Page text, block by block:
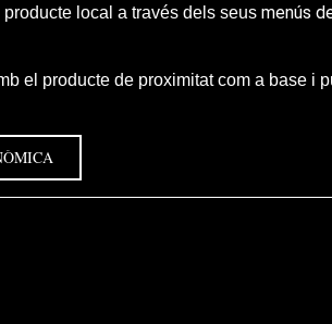
local a través dels seus menús
el producte de proximitat com a base i